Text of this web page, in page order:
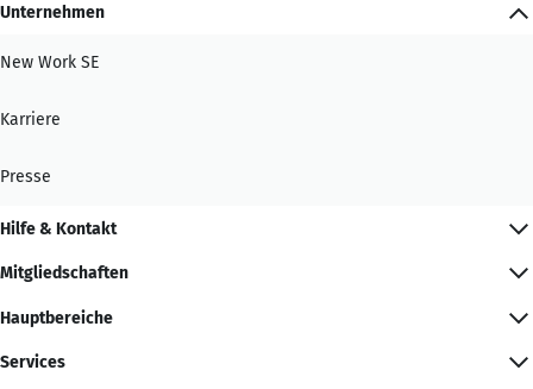
Unternehmen
New Work SE
Karriere
Presse
Hilfe & Kontakt
Mitgliedschaften
Hauptbereiche
Services